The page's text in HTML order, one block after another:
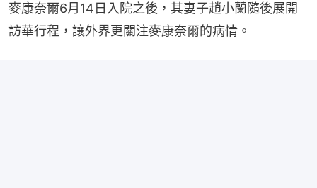
麥康奈爾6月14日入院之後，其妻子趙小蘭隨後展開
訪華行程，讓外界更關注麥康奈爾的病情。